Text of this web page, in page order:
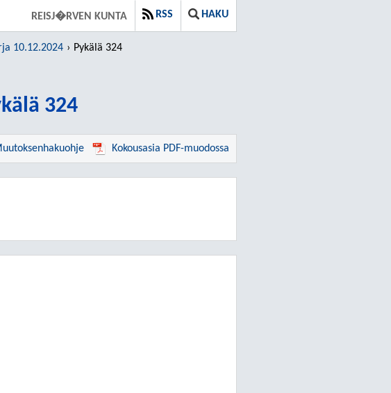
REISJ�RVEN KUNTA RSS HAKU
10.12.2024 Pykälä 324
324
Kokousasia PDF-muodossa